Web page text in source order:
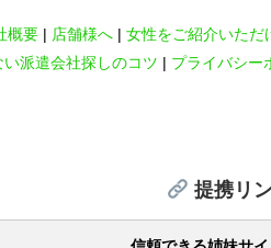
概要 店舗様へ 女性をご紹介いただ
い派遣会社探しのコツ
プライバシー
提携リ